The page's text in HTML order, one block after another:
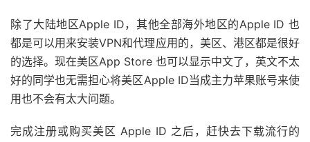
除了大陆地区Apple ID，其他全部海外地区的Apple ID 也
都是可以用来安装VPN和代理应用的，美区、港区都是很好
的选择。现在美区App Store 也可以显示中文了，英文不太
好的同学也无需担心将美区Apple ID当成主力苹果账号来使
用也不会有太大问题。
完成注册或购买美区 Apple ID 之后，赶快去下载流行的